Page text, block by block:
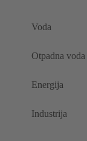
Voda
Otpadna voda
Energija
Industrija